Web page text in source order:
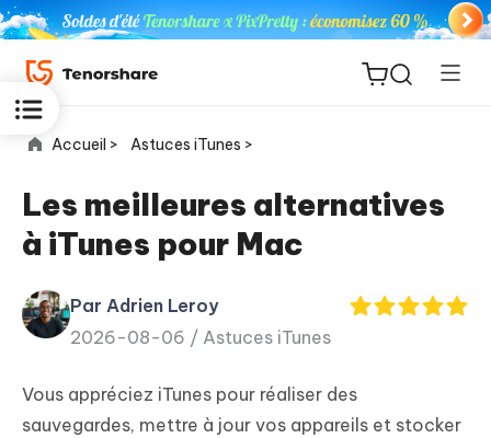
for iOS
PDNob
Editor
Accueil > Astuces iTunes >
Les meilleures alternatives
à iTunes pour Mac
Par Adrien Leroy
2026-08-06 / Astuces iTunes
Vous appréciez iTunes pour réaliser des
sauvegardes, mettre à jour vos appareils et stocker